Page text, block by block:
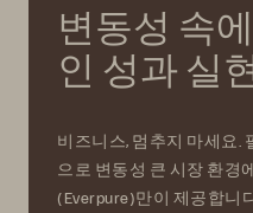
변동성 속
인 성과 실
비즈니스, 멈추지 마세요.
으로 변동성 큰 시장 환경
(Everpure)만이 제공합니